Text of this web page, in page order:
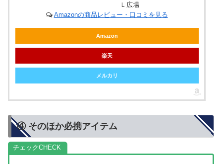
Ｌ広場
Amazonの商品レビュー・口コミを見る
Amazon
楽天
メルカリ
④ そのほか必携アイテム
チェック